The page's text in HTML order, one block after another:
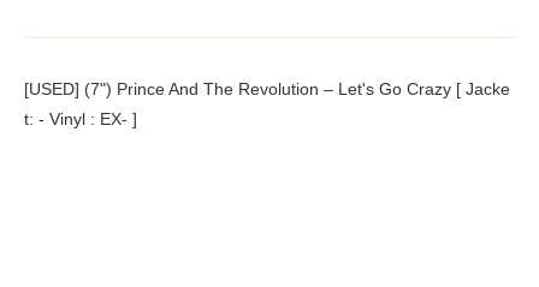
[USED] (7") Prince And The Revolution ‎– Let's Go Crazy [ Jacke
t: - Vinyl : EX- ]